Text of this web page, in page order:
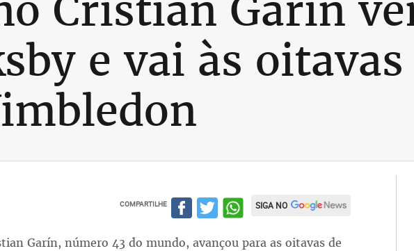
e vai às
COMPARTILHE SIGA NO
Garín, número 43 do mundo, avançou para as oitavas de